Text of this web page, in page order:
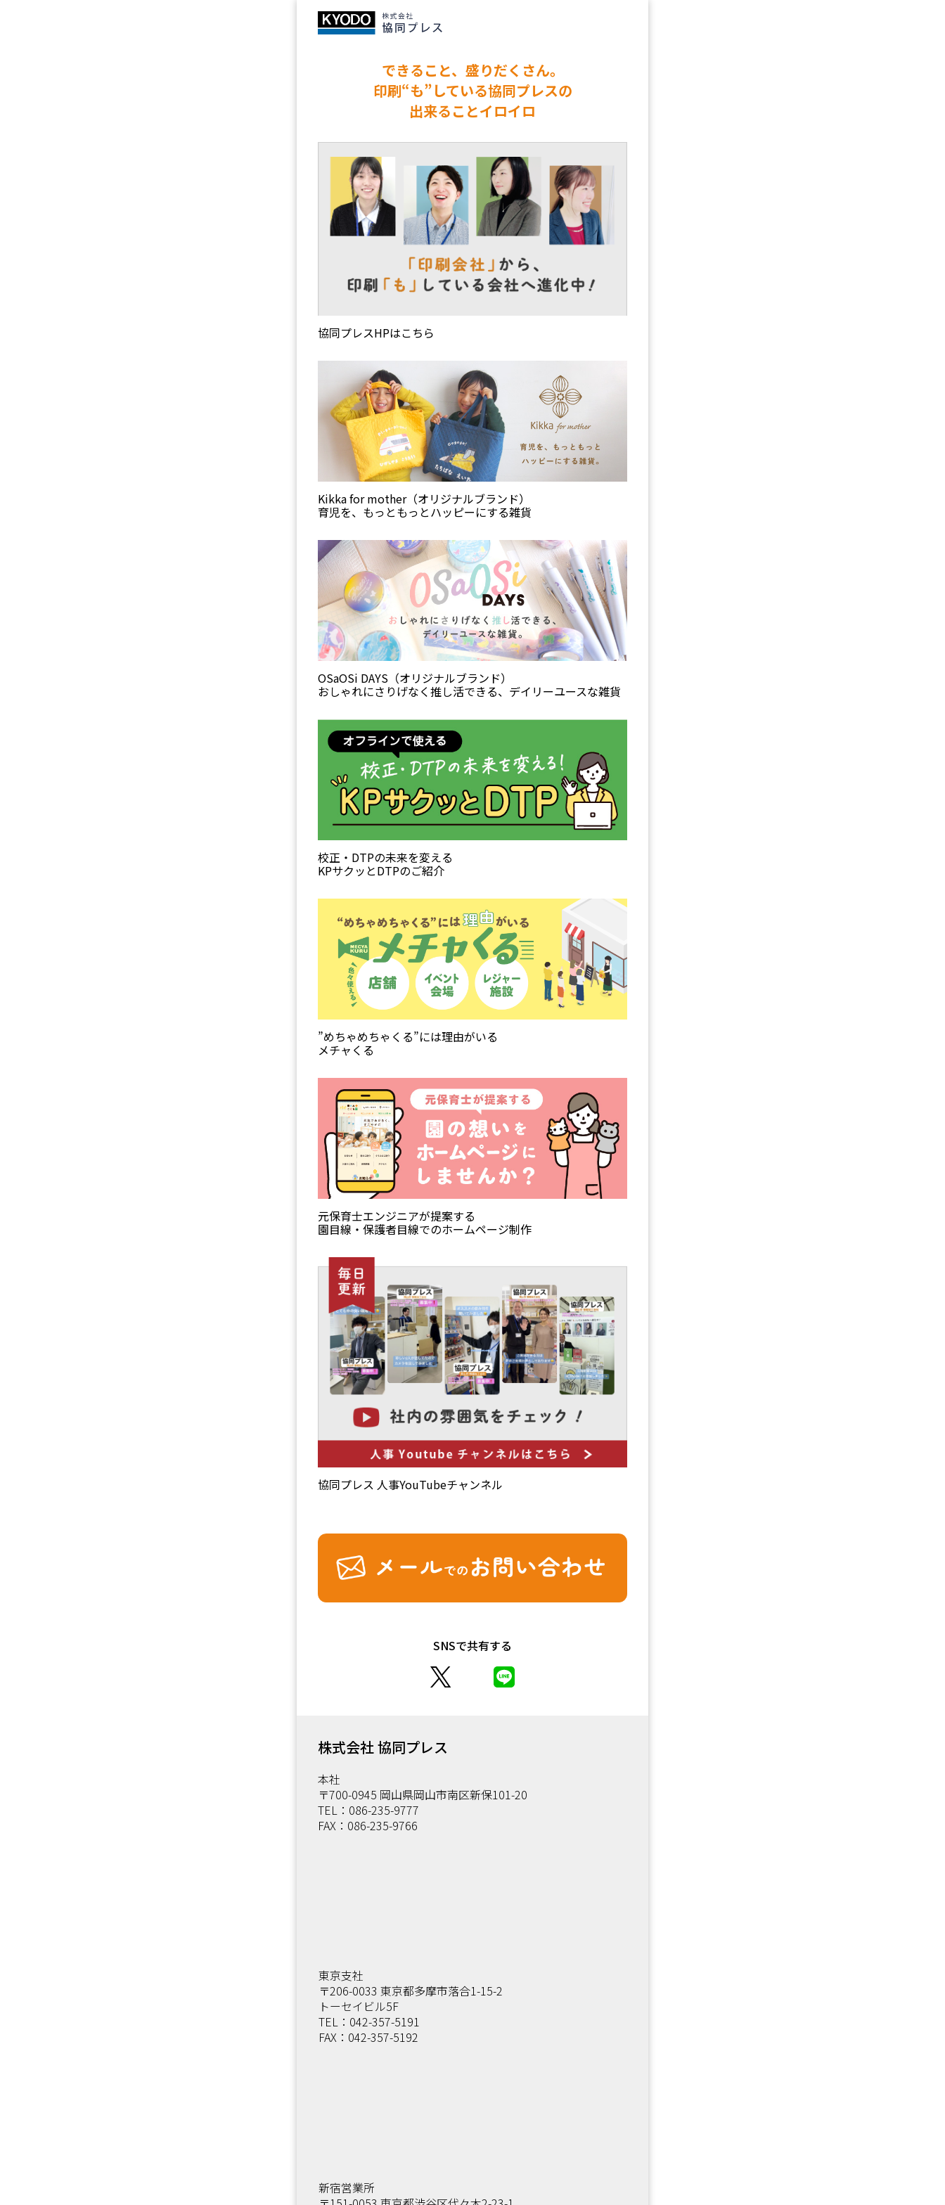
できること、盛りだくさん。
印刷“も”している協同プレスの
出来ることイロイロ
協同プレスHPはこちら
Kikka for mother（オリジナルブランド）
育児を、もっともっとハッピーにする雑貨
OSaOSi DAYS（オリジナルブランド）
おしゃれにさりげなく推し活できる、デイリーユースな雑貨
校正・DTPの未来を変える
KPサクッとDTPのご紹介
”めちゃめちゃくる”には理由がいる
メチャくる
元保育士エンジニアが提案する
園目線・保護者目線でのホームページ制作
SNSで共有する
株式会社 協同プレス
本社
〒700-0945 岡山県岡山市南区新保101-20
TEL：086-235-9777
FAX：086-235-9766
東京支社
〒206-0033 東京都多摩市落合1-15-2
トーセイビル5F
TEL：042-357-5191
FAX：042-357-5192
新宿営業所